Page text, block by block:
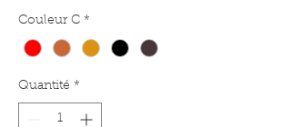
Couleur C *
Quantité *